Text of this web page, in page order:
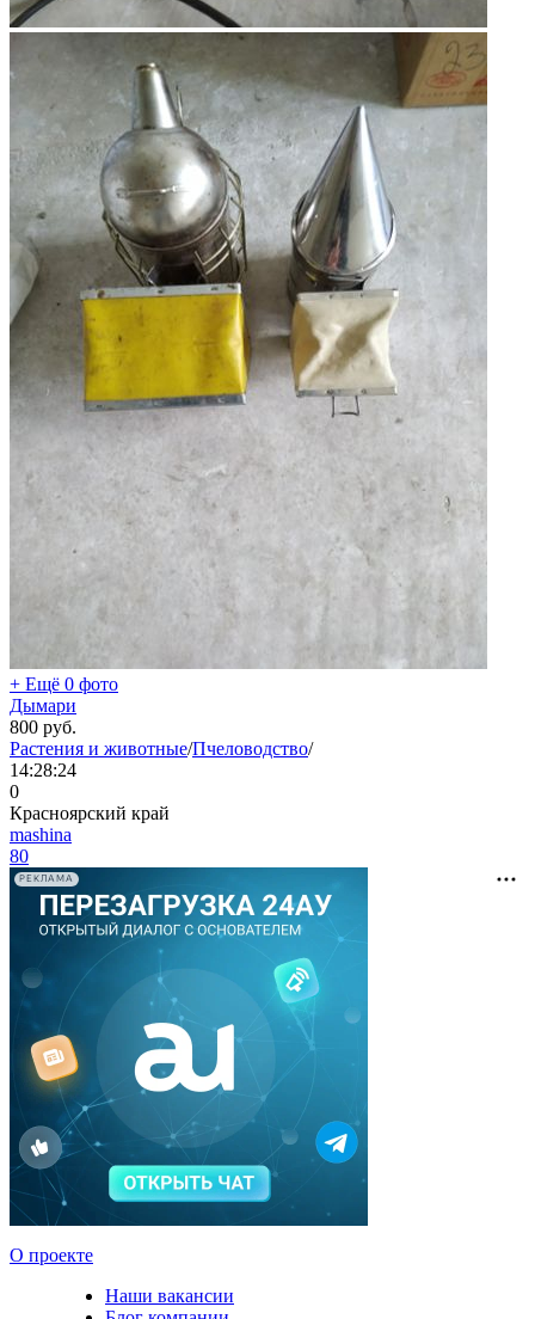
+ Ещё 0 фото
Дымари
800 руб.
Растения и животные/Пчеловодство/
14:28:24
0
Красноярский край
mashina
80
РЕКЛАМА
О проекте
Наши вакансии